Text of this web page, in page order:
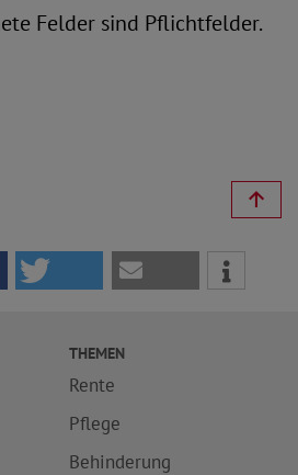
Felder sind Pflichtfelder.
THEMEN
Rente
Pflege
Behinderung